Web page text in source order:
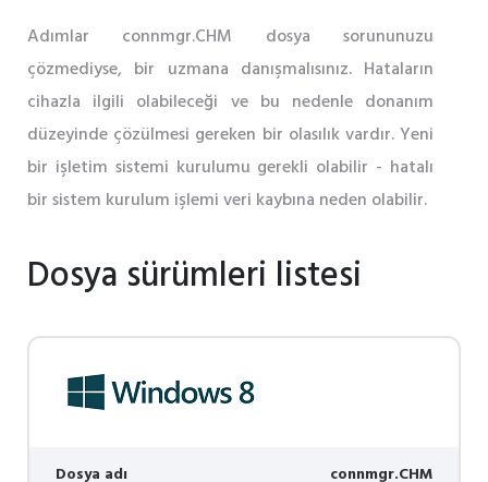
Adımlar connmgr.CHM dosya sorununuzu
çözmediyse, bir uzmana danışmalısınız. Hataların
cihazla ilgili olabileceği ve bu nedenle donanım
düzeyinde çözülmesi gereken bir olasılık vardır. Yeni
bir işletim sistemi kurulumu gerekli olabilir - hatalı
bir sistem kurulum işlemi veri kaybına neden olabilir.
Dosya sürümleri listesi
Dosya adı connmgr.CHM